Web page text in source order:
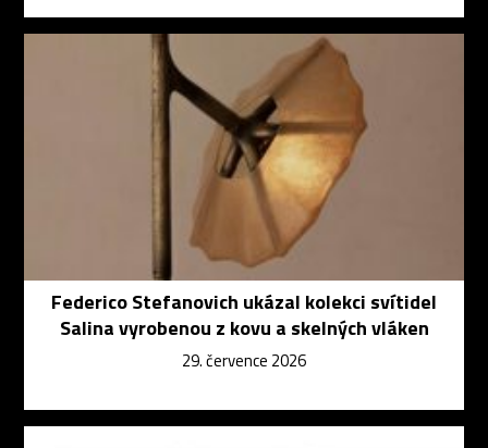
Federico Stefanovich ukázal kolekci svítidel
Salina vyrobenou z kovu a skelných vláken
29. července 2026